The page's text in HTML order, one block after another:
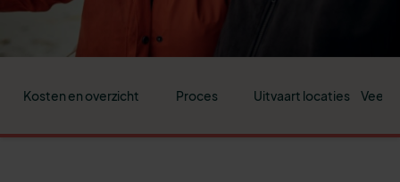
Kosten en overzicht Proces Uitvaart locaties